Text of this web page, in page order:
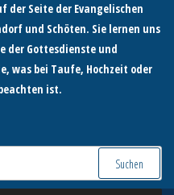
der Seite der Evangelischen
und Schöten. Sie lernen uns
der Gottesdienste und
was bei Taufe, Hochzeit oder
ist.